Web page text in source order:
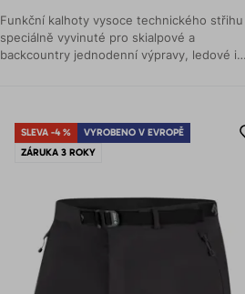
Funkční kalhoty vysoce technického střihu
speciálně vyvinuté pro skialpové a
backcountry jednodenní výpravy, ledové i
SLEVA -4 %
VYROBENO V EVROPĚ
ZÁRUKA 3 ROKY